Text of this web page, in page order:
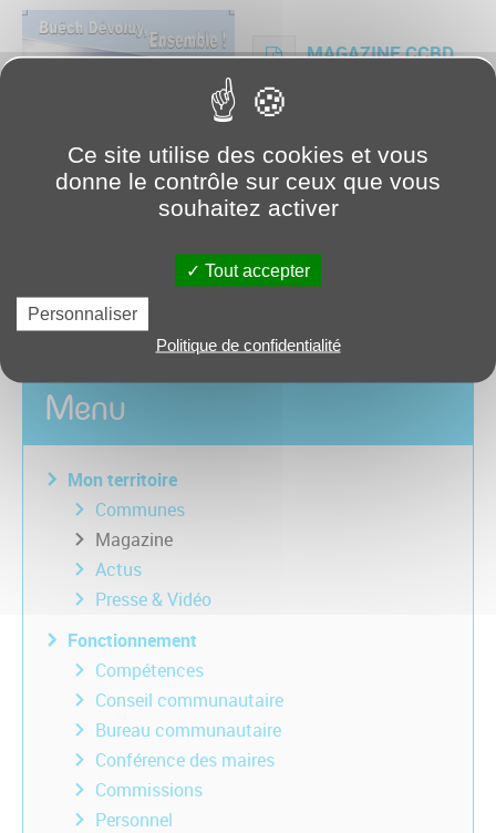
MAGAZINE CCBD
n°1 01-2018.pdf
Menu
Mon territoire
Communes
Magazine
Actus
Presse & Vidéo
Fonctionnement
Compétences
Conseil communautaire
Bureau communautaire
Conférence des maires
Commissions
Personnel
Ce site utilise des cookies et vous
donne le contrôle sur ceux que vous
souhaitez activer
Tout accepter
Personnaliser
Politique de confidentialité